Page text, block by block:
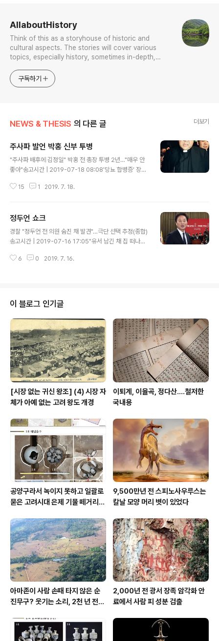
AllaboutHistory
Think of this as a storyhouse of historic and
cultural aspects. The stories will cover various
topics, especially history, sometimes in-depth,
approach will be to resist any common sense or
generalized viewpoint
구독하기
NEWS & THESIS 의 다른 글 더보기
주사파 발언 박홍 신부 투병
"주사파 배후에 김정일" 박홍 전 총장 투병 2년…"매우 안
좋아"송고시간 | 2019-07-18 08:08'당뇨 합병증' 장기
이라 불러야 할까?믿든곱든 박홍이라는 이름은 한 시대를
섰을 적에는 그와 떨어진 기자생활을 했다. 내가 사회부로
가서, 서강대를 담당하게 되었을 때는 이미 그는 전 총장이
었고, 이미 뉴스메이커로는 신선미가 확 떨어진 상태라 그
서강대를 들락거리던 시절 총장은 이상일 신부였다. 이 총
15 1 2019. 7. 18.
정두언 쇼크
경찰 "정두언 전 의원 숨진 채 발견"…극단 선택 추정(종합)
송고시간 | 2019-07-16 17:05"유서 남긴 채 집 떠나…
시사 프로들도 '충격'송고시간 | 2019-07-16 17:10MB
서 한줄짜리 긴급기사가 나간 모양이다. 그의 사망 소식이
'[속보] 경찰 "정두언 전 의원 산에서 숨진채 발견"'이라는
제하 우리 공장 송고기사 기준으로 보니 16시 44분이다.
나랑 직접 인연은 거의 없지만, 정치판과 방송가 활동을 통
해 너무나 친숙한 저와 같은 인물이 느닷없이..
6 0 2019. 7. 16.
이 블로그 인기글
[시장 없는 귀신 왕조] (4) 시장 자
체가 아예 없는 고려 왕도 개경
이퇴계, 이율곡, 정다산....철저한
국내용
공양구라서 녹이지 못하고 일괄로
묻은 고려시대 은제 기물 떼거리로
9,500만년 전 스피노사우루스는
칼날 모양 머리 볏이 있었다
아마존이 사람 손때 타지 않은 순
진무구? 웃기는 소리, 2천 년 전에
2,000년 전 광서 장족 암각화 안
료에서 사람 피 성분 검출